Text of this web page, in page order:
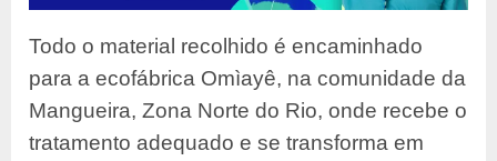
Todo o material recolhido é encaminhado
para a ecofábrica Omìayê, na comunidade da
Mangueira, Zona Norte do Rio, onde recebe o
tratamento adequado e se transforma em